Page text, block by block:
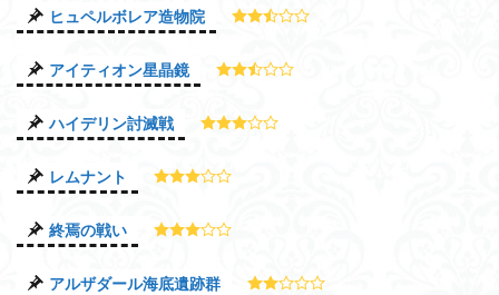
ヒュペルボレア造物院
アイティオン星晶鏡
ハイデリン討滅戦
レムナント
終焉の戦い
アルザダール海底遺跡群